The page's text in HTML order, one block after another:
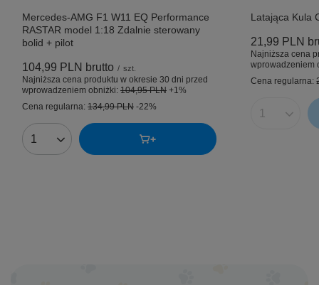
Mercedes-AMG F1 W11 EQ Performance
RASTAR model 1:18 Zdalnie sterowany
bolid + pilot
104,99 PLN brutto / szt.
Najniższa cena produktu w okresie 30 dni przed
wprowadzeniem obniżki: 104,95 PLN +1%
Cena regularna: 134,99 PLN -22%
Ilość produktów
Latająca Kula
21,99 PLN
Najniższa cena
wprowadzeniem
Cena regularna:
Ilość